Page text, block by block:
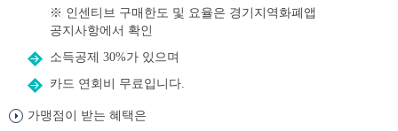
※ 인센티브 구매한도 및 요율은 경기지역화폐앱
공지사항에서 확인
소득공제 30%가 있으며
카드 연회비 무료입니다.
가맹점이 받는 혜택은